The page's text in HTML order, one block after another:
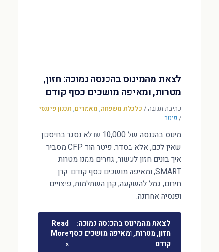
לצאת מהמינוס בהכנסה נמוכה: חזון,
מטרות, ומאיפה מושכים כסף קודם
כתיבת תגובה/ כלכלת משפחה, מאמרים, תכנון פיננסי
/ פיטר
מינוס בהכנסה של 10,000 ₪ לא נסגר בחיסכון
שאין לכם, אלא בסדר. פיטר הוד CFP מסביר
איך בונים חזון לעשור, גוזרים ממנו מטרות
SMART, ומאיפה מושכים כסף קודם: קרן
חירום, גמל להשקעה, קרן השתלמות, פיצויים
ופנסיה אחרונה.
לצאת מהמינוס בהכנסה נמוכה:
חזון, מטרות, ומאיפה מושכים כסף
קודם
Read
More
»